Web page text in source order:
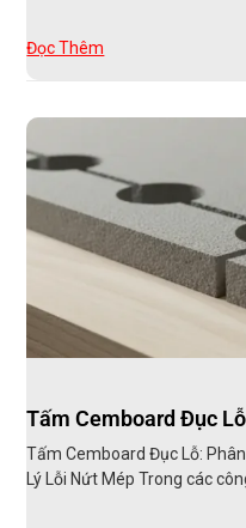
Đọc Thêm
Tấm Cemboard Đục Lỗ
Tấm Cemboard Đục Lỗ:
Lý Lỗi Nứt Mép Trong các